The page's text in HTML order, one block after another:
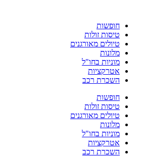
חופשות
טיסות זולות
טיולים מאורגנים
מלונות
מוניות בחו"ל
אטרקציות
השכרת רכב
חופשות
טיסות זולות
טיולים מאורגנים
מלונות
מוניות בחו"ל
אטרקציות
השכרת רכב